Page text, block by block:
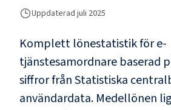
Uppdaterad juli 2025
Komplett lönestatistik före-
tjänstesamordnare baserad
siffror från Statistiska
användardata. Medellönen